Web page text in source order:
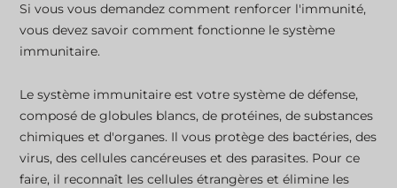
Si vous vous demandez comment renforcer l'immunité,
vous devez savoir comment fonctionne le système
immunitaire.
Le système immunitaire est votre système de défense,
composé de globules blancs, de protéines, de substances
chimiques et d'organes. Il vous protège des bactéries, des
virus, des cellules cancéreuses et des parasites. Pour ce
faire, il reconnaît les cellules étrangères et élimine les